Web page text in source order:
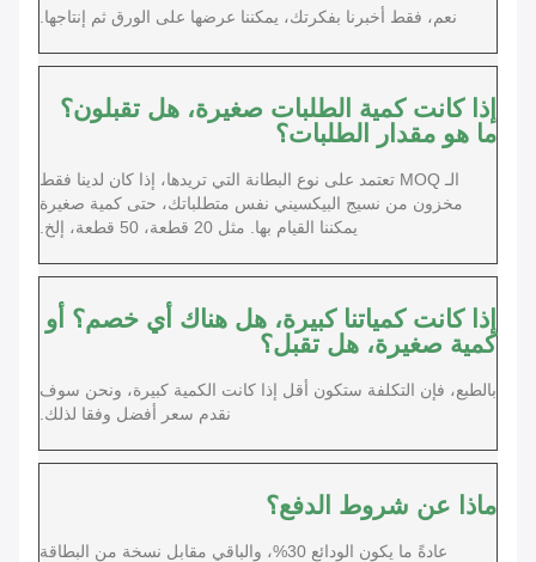
نعم، فقط أخبرنا بفكرتك، يمكننا عرضها على الورق ثم إنتاجها.
إذا كانت كمية الطلبات صغيرة، هل تقبلون؟
ما هو مقدار الطلبات؟
الـ MOQ تعتمد على نوع البطانة التي تريدها، إذا كان لدينا فقط
مخزون من نسيج البيكسيني نفس متطلباتك، حتى كمية صغيرة
يمكننا القيام بها. مثل 20 قطعة، 50 قطعة، إلخ.
إذا كانت كمياتنا كبيرة، هل هناك أي خصم؟ أو
كمية صغيرة، هل تقبل؟
بالطبع، فإن التكلفة ستكون أقل إذا كانت الكمية كبيرة، ونحن سوف
نقدم سعر أفضل وفقا لذلك.
ماذا عن شروط الدفع؟
عادةً ما يكون الودائع 30%، والباقي مقابل نسخة من البطاقة